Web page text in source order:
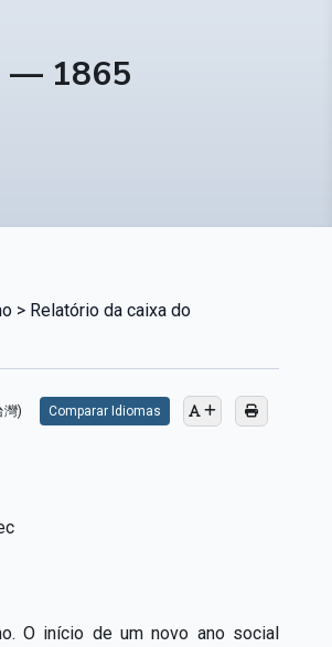
— 1865
> Relatório da caixa do
灣) Comparar Idiomas
O início de um novo ano social